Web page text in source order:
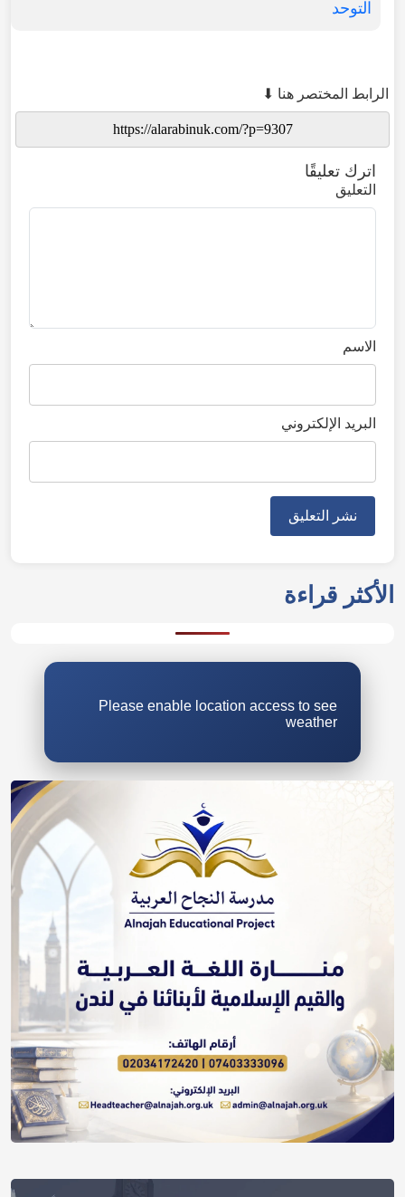
التوحد
الرابط المختصر هنا ⬇
اترك تعليقًا
التعليق
الاسم
البريد الإلكتروني
الأكثر قراءة
Please enable location access to see
weather